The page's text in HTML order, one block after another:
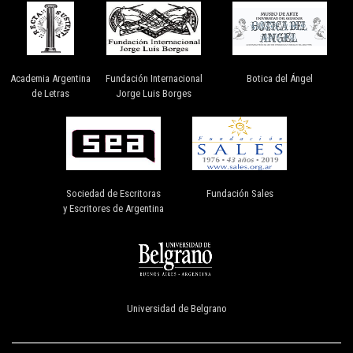
ANDREA AGUIRRE
ANDREA KORDUNER
Academia Argentina
de Letras
Fundación Internacional
Jorge Luis Borges
Botica del Ángel
Sociedad de Escritoras
y Escritores de Argentina
Fundación Sales
Universidad de Belgrano